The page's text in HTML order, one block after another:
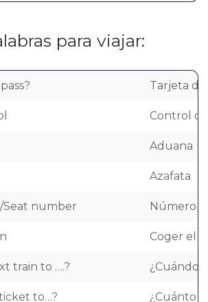
para viajar:
Tarjeta
Control
Aduana
Azafata
number Número
Coger el
train to ….? ¿Cuándo
to…? ¿Cuánto